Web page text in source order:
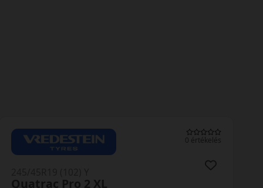
0 értékelés
Quatrac Pro 2 XL